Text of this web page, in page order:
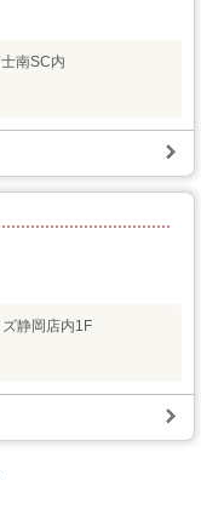
南SC内
静岡店内1F